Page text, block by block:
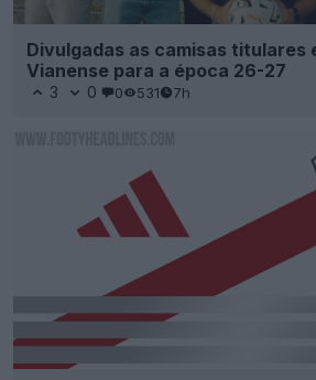
Divulgadas as camisas titulares
Vianense para a época 26-27
3 0 0 531 7h